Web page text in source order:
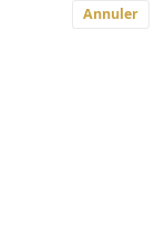
Annuler